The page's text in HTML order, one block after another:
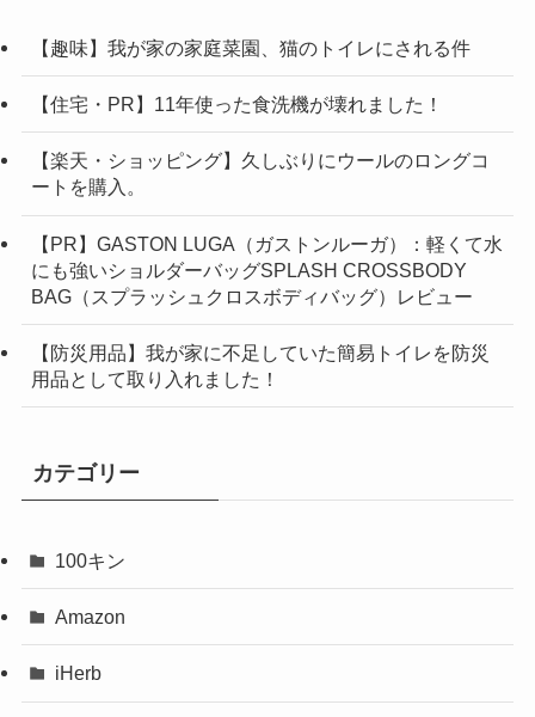
【趣味】我が家の家庭菜園、猫のトイレにされる件
【住宅・PR】11年使った食洗機が壊れました！
【楽天・ショッピング】久しぶりにウールのロングコ
ートを購入。
【PR】GASTON LUGA（ガストンルーガ）：軽くて水
にも強いショルダーバッグSPLASH CROSSBODY
BAG（スプラッシュクロスボディバッグ）レビュー
【防災用品】我が家に不足していた簡易トイレを防災
用品として取り入れました！
カテゴリー
100キン
Amazon
iHerb